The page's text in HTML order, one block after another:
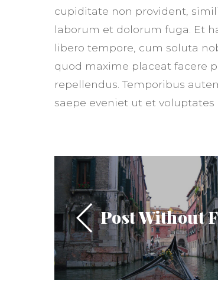
cupiditate non provident,
laborum et dolorum fuga. Et
libero tempore, cum soluta
quod maxime placeat facere
repellendus. Temporibus
saepe eveniet ut et
Post Without